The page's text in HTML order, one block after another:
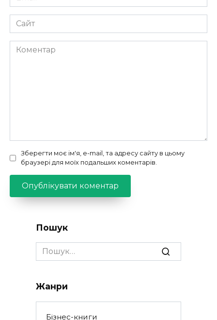
*
Сайт
Коментар
Зберегти моє ім'я, e-mail, та адресу сайту в цьому
браузері для моїх подальших коментарів.
Пошук
Search
for:
Жанри
Бізнес-книги